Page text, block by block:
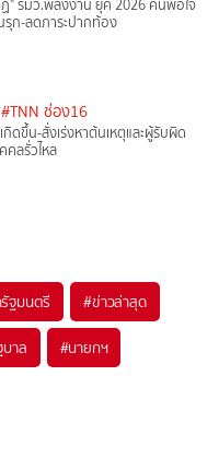
ฏ" รมว.พลังงาน ยุค 2026 คนพอใจ
รุก-ลดภาระปากท้อง
#TNN ช่อง16
กิดขึ้น-สั่งเร่งหาต้นเหตุและผู้รับผิด
ลรั่วไหล
ฐมนตรี #ข่าวล่าสุด
บาล #นายกฯ